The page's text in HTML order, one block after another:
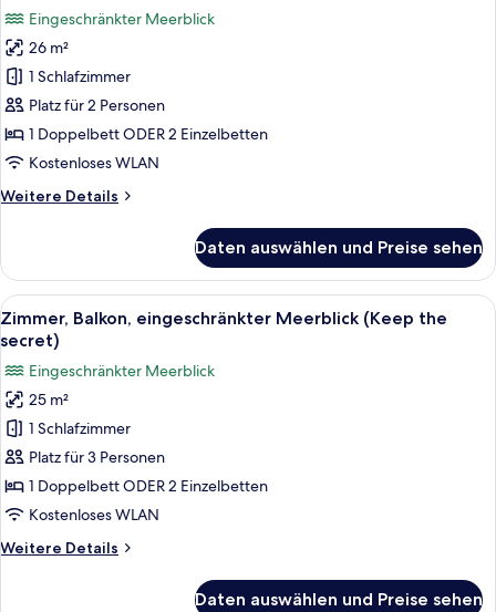
Doppelzimmer,
Balkon,
eingeschränkter
Meerblick
(Keep
the
anzeigen
Eingeschränkter Meerblick
26 m²
1 Schlafzimmer
Platz für 2 Personen
1 Doppelbett ODER 2 Einzelbetten
Kostenloses WLAN
Weitere Details
Weitere
Balkon,
eingeschränkter
Meerblick
(Keep
secret)
Daten auswählen und Preise sehen
Alle
Fotos
Zimmer,
Balkon,
eingeschränkter
Meerblick
(Keep
the
anzeigen
Ein modernes Hotelzimmer mit
8
Zimmer, Balkon, eingeschränkter Meerblick (Keep the
secret)
Eingeschränkter Meerblick
25 m²
1 Schlafzimmer
Platz für 3 Personen
1 Doppelbett ODER 2 Einzelbetten
Kostenloses WLAN
Weitere Details
Weitere
Daten auswählen und Preise sehen